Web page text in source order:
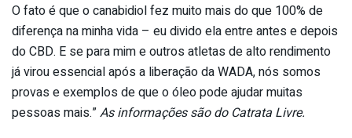
O fato é que o canabidiol fez muito mais do que 100% de
diferença na minha vida – eu divido ela entre antes e depois
do CBD. E se para mim e outros atletas de alto rendimento
já virou essencial após a liberação da WADA, nós somos
provas e exemplos de que o óleo pode ajudar muitas
pessoas mais.”As informações são do Catrata Livre.